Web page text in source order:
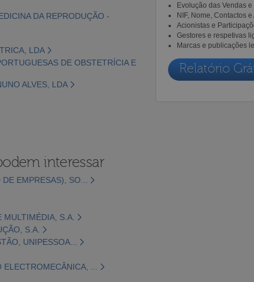
DA REPRODUÇÃO -
LDA
DE OBSTETRÍCIA E
ALVES, LDA
Evolução das Vendas
NIF, Nome, Contactos
Acionistas e
Gestores e respetivas
Marcas e publicações
Relatório
interessar
EMPRESAS), SO...
S.A.
S.A.
UNIPESSOA...
...